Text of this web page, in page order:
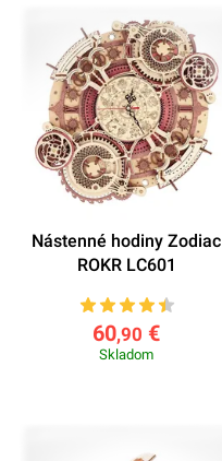
Nástenné hodiny Zodiac
ROKR LC601
60,90 €
Skladom